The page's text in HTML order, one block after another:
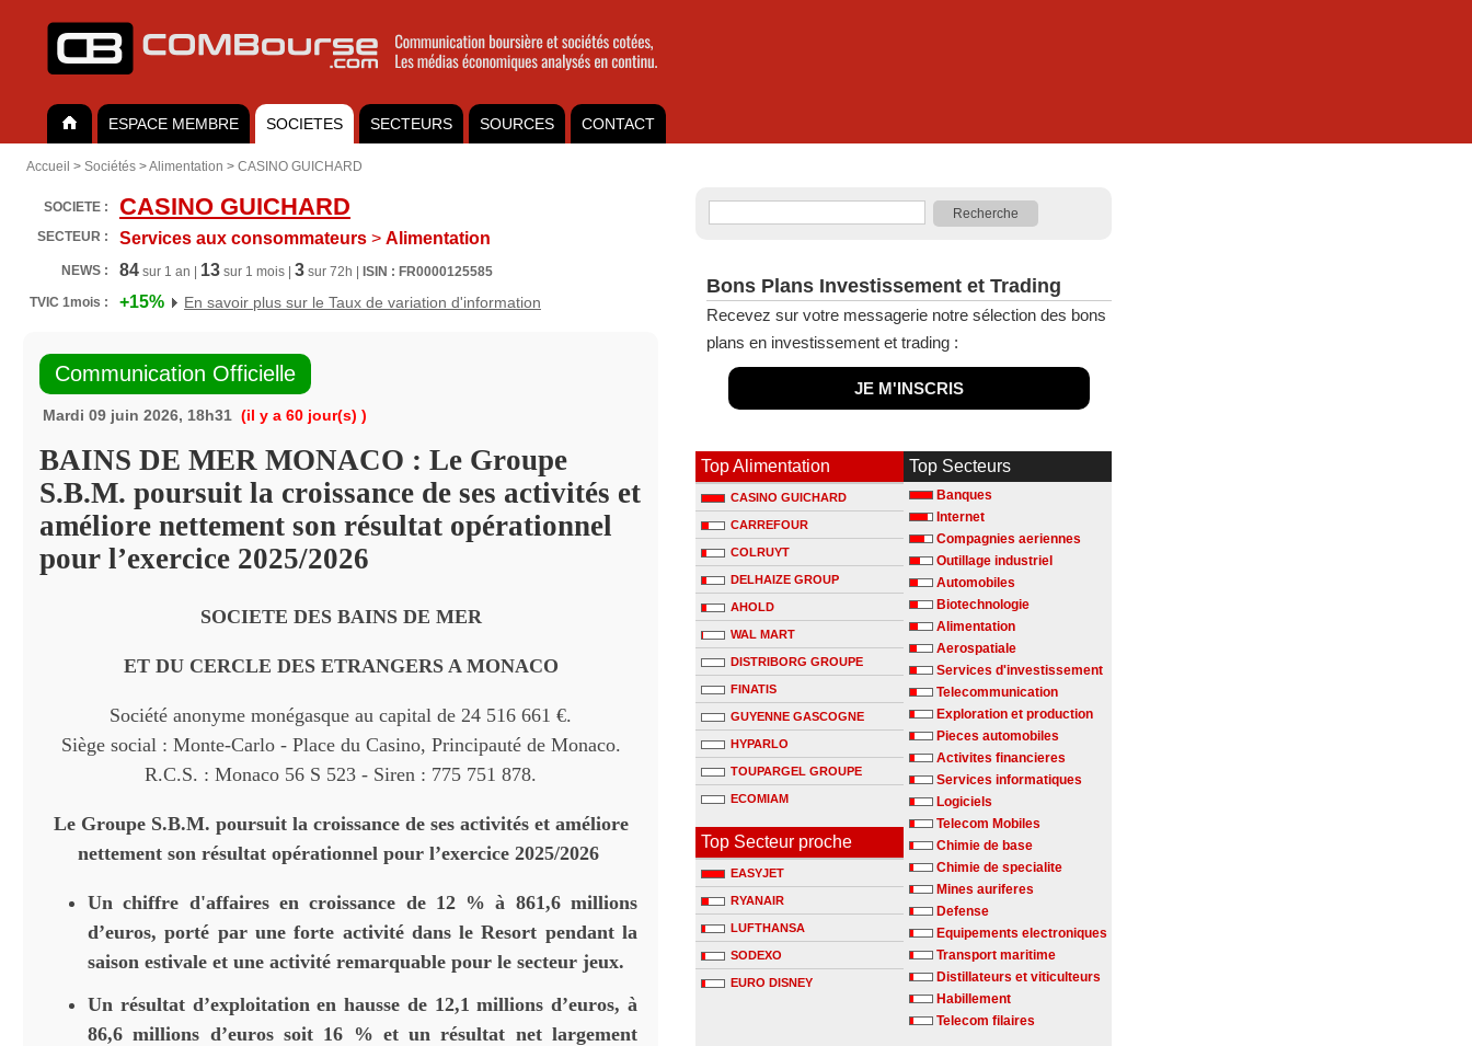
ESPACE MEMBRE SOCIETES SECTEURS SOURCES CONTACT
Accueil > Sociétés >Alimentation > CASINO GUICHARD
SOCIETE : CASINO GUICHARD
SECTEUR : Services aux consommateurs > Alimentation
NEWS : 84 sur 1 an | 13 sur 1 mois | 3 sur 72h |
ISIN : FR0000125585
TVIC 1mois :
+15% En savoir plus sur le Taux de variation d'information
Communication Officielle
Mardi 09 juin 2026, 18h31 (il y a 60 jour(s) )
BAINS DE MER MONACO : Le Groupe
S.B.M. poursuit la croissance de ses activités et
améliore nettement son résultat opérationnel
pour l’exercice 2025/2026
SOCIETE DES BAINS DE MER
ET DU CERCLE DES ETRANGERS A MONACO
Société anonyme monégasque au capital de 24 516 661 €.
Siège social : Monte-Carlo - Place du Casino, Principauté de Monaco.
R.C.S. : Monaco 56 S 523 - Siren : 775 751 878.
Le Groupe S.B.M. poursuit la croissance de ses activités et améliore
nettement son résultat opérationnel pour l’exercice 2025/2026
Un chiffre d'affaires en croissance de 12 % à 861,6 millions
d’euros, porté par une forte activité dans le Resort pendant la
saison estivale et une activité remarquable pour le secteur jeux.
Un résultat d’exploitation en hausse de 12,1 millions d’euros, à
86,6 millions d’euros soit 16 % et un résultat net largement
Bons Plans Investissement et Trading
Recevez sur votre messagerie notre sélection des bons
plans en investissement et trading :
JE M'INSCRIS
Top Alimentation
CASINO GUICHARD
CARREFOUR
COLRUYT
DELHAIZE GROUP
AHOLD
WAL MART
DISTRIBORG GROUPE
FINATIS
GUYENNE GASCOGNE
HYPARLO
TOUPARGEL GROUPE
ECOMIAM
Top Secteur proche
EASYJET
RYANAIR
LUFTHANSA
SODEXO
EURO DISNEY
Top Secteurs
Banques
Internet
Compagnies aeriennes
Outillage industriel
Automobiles
Biotechnologie
Alimentation
Aerospatiale
Services d'investissement
Telecommunication
Exploration et production
Pieces automobiles
Activites financieres
Services informatiques
Logiciels
Telecom Mobiles
Chimie de base
Chimie de specialite
Mines auriferes
Defense
Equipements electroniques
Transport maritime
Distillateurs et viticulteurs
Habillement
Telecom filaires